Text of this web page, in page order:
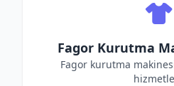
Fagor Kurutma
Fagor kurutma